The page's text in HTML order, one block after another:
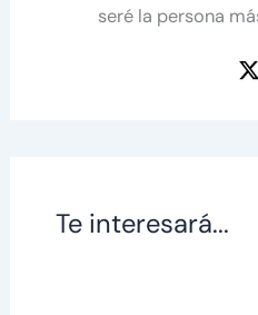
seré la persona
Te interesará...